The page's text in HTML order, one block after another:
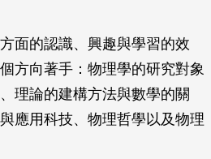
面的認識、興趣與學習的效
方向著手：物理學的研究對象
理論的建構方法與數學的關
應用科技、物理哲學以及物理